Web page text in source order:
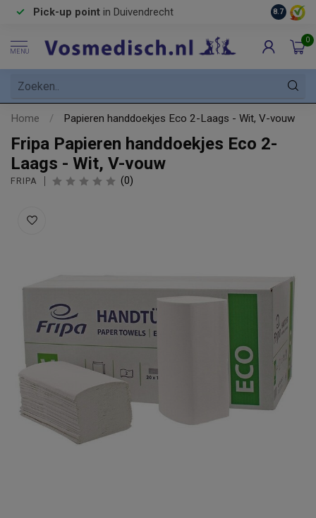
Pick-up point in Duivendrecht 8.7
MENU
0
Home / Papieren handdoekjes Eco 2-Laags - Wit, V-vouw
Fripa Papieren handdoekjes Eco 2-
Laags - Wit, V-vouw
FRIPA (0)